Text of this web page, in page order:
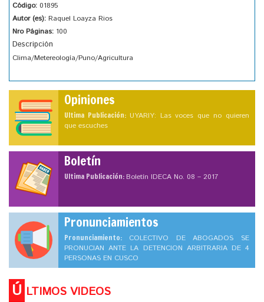
Código: 01895
Autor (es): Raquel Loayza Rios
Nro Páginas: 100
Descripción
Clima/Metereología/Puno/Agricultura
Opiniones
Ultima Publicación: UYARIY: Las voces que no quieren
que escuches
Boletín
Ultima Publicación:Boletín IDECA No. 08 – 2017
Pronunciamientos
Pronunciamiento: COLECTIVO DE ABOGADOS SE
PRONUCIAN ANTE LA DETENCION ARBITRARIA DE 4
PERSONAS EN CUSCO
Ú LTIMOS VIDEOS